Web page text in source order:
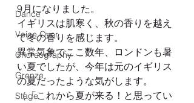
Dance
Voice Over
Choreography
Grenze
Stage
9月になりました。
イギリスは肌寒く、秋の香りを越え
て冬の香りを感じます。
異常気象でここ数年、ロンドンも暑
い夏でしたが、今年は元のイギリス
の夏だったような気がします。
（「これから夏が来る！と思ってい